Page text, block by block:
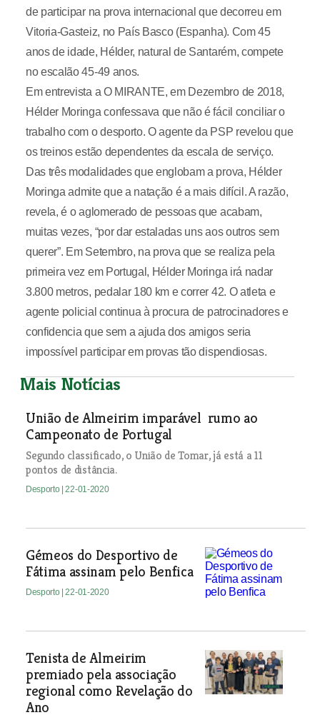
de participar na prova internacional que decorreu em
Vitoria-Gasteiz, no País Basco (Espanha). Com 45
anos de idade, Hélder, natural de Santarém, compete
no escalão 45-49 anos.
Em entrevista a O MIRANTE, em Dezembro de 2018,
Hélder Moringa confessava que não é fácil conciliar o
trabalho com o desporto. O agente da PSP revelou que
os treinos estão dependentes da escala de serviço.
Das três modalidades que englobam a prova, Hélder
Moringa admite que a natação é a mais difícil. A razão,
revela, é o aglomerado de pessoas que acabam,
muitas vezes, “por dar estaladas uns aos outros sem
querer”. Em Setembro, na prova que se realiza pela
primeira vez em Portugal, Hélder Moringa irá nadar
3.800 metros, pedalar 180 km e correr 42. O atleta e
agente policial continua à procura de patrocinadores e
confidencia que sem a ajuda dos amigos seria
impossível participar em provas tão dispendiosas.
Mais Notícias
União de Almeirim imparável rumo ao
Campeonato de Portugal
Segundo classificado, o União de Tomar, já está a 11
pontos de distância.
Desporto | 22-01-2020
Gémeos do Desportivo de
Fátima assinam pelo Benfica
Desporto | 22-01-2020
Tenista de Almeirim
premiado pela associação
regional como Revelação do
Ano